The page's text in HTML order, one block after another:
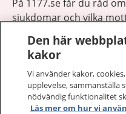
På 1177.se får du råd
sjukdomar och vilka
vårdärenden. Ring
sjukvårdsrådgivning
1177 ger dig råd när du
Den här
kakor
Vi använder kakor,
upplevelse, sammanställa
nödvändig funktionalitet
Läs mer om hur vi